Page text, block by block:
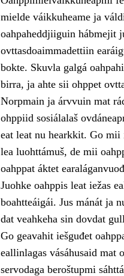
mielde váikkuheame ja
oahpaheddjiiguin hábmejit
ovttasdoaimmadettiin
bokte. Skuvla galgá
birra, ja ahte sii ohppet
Norpmain ja árvvuin mat
ohppiid sosiálalaš
eat leat nu hearkkit. Go
lea luohttámuš, de mii
oahppat áktet
Juohke oahppis leat iežas
boahtteáigái. Jus mánát ja
dat veahkeha sin dovdat
Go geavahit iešguđet
eallinlagas vásáhusaid mat
servodaga beroštupmi